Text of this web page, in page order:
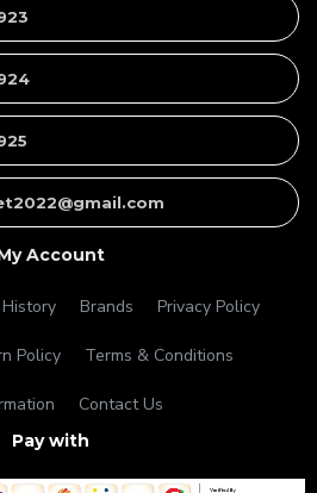
Account
Brands Privacy Policy
Policy Terms & Conditions
Contact Us
Pay with